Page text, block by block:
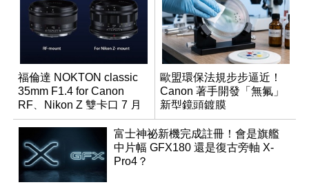
福倫達 NOKTON classic
35mm F1.4 for Canon
RF、Nikon Z 雙卡口 7 月
同步登台
歐盟環保法規步步逼近！
Canon 著手開發「無氟」
新型鏡頭鍍膜
富士神祕新機完成註冊！會是旗艦
中片幅 GFX180 還是復古旁軸 X-
Pro4？